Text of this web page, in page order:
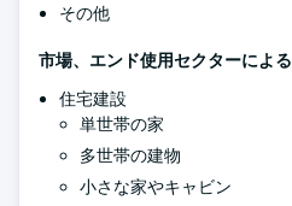
その他
市場、エンド使用セクターによる
住宅建設
単世帯の家
多世帯の建物
小さな家やキャビン